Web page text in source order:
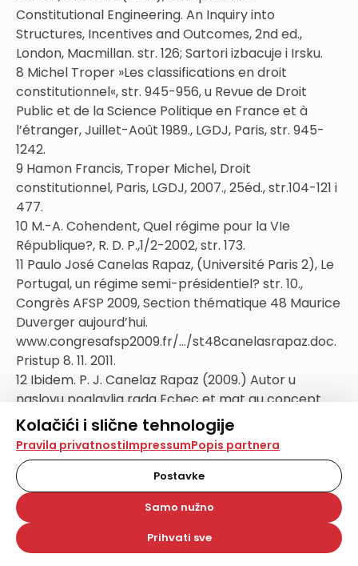
Kolačići i slične tehnologije
Na našoj web stranici koristimo kolačiće i slične
tehnologije za pohranu, čitanje i obradu informacija na
vašem uređaju. Time poboljšavamo korisničko iskustvo,
analiziramo promet na stranici te prikazujemo sadržaje i
oglase koji vas zanimaju. Korisnički profili mogu se kreirati
na više web stranica i uređaja u tu svrhu. Naši partneri
također koriste ove tehnologije.
Odabirom opcije „Samo nužno“ prihvaćate samo one
Pravila privatnostiImpressumPopis partnera
Postavke
Samo nužno
Prihvati sve
Constitutional Engineering. An Inquiry into
Structures, Incentives and Outcomes, 2nd ed.,
London, Macmillan. str. 126; Sartori izbacuje i Irsku.
8 Michel Troper »Les classifications en droit
constitutionnel«, str. 945-956, u Revue de Droit
Public et de la Science Politique en France et à
l’étranger, Juillet-Août 1989., LGDJ, Paris, str. 945-
1242.
9 Hamon Francis, Troper Michel, Droit
constitutionnel, Paris, LGDJ, 2007., 25éd., str.104-121 i
477.
10 M.-A. Cohendent, Quel régime pour la VIe
République?, R. D. P.,1/2-2002, str. 173.
11 Paulo José Canelas Rapaz, (Université Paris 2), Le
Portugal, un régime semi-présidentiel? str. 10.,
Congrès AFSP 2009, Section thématique 48 Maurice
Duverger aujourd’hui.
www.congresafsp2009.fr/.../st48canelasrapaz.doc.
Pristup 8. 11. 2011.
12 Ibidem. P. J. Canelaz Rapaz (2009.) Autor u
naslovu poglavlja rada Echec et mat au concept
par le manque d’opérabilité aludira na M.
Duvergerovu knjigu Echec au Roi, Albin Michel, Paris,
1978.
13 Mirjana Kasapović, Komparativna istraživanja
polupredsjedničkih sustava u Srednjoj i Istočnoj
Europi: problemi koncepcijske rastezljivosti,
selekcijske pristranosti, tipologiziranja i
denominiranja, Anali hrvatskog politološkog društva